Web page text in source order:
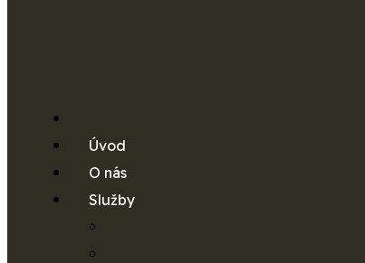
Skip to content
Úvod
O nás
Služby